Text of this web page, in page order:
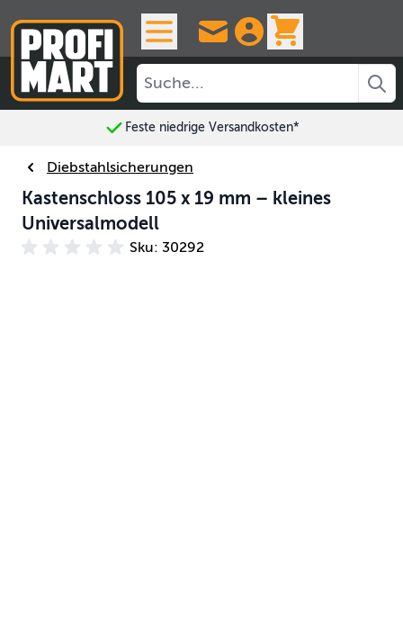
Feste niedrige Versandkosten*
Diebstahlsicherungen
Kastenschloss 105 x 19 mm – kleines
Universalmodell
Sku: 30292